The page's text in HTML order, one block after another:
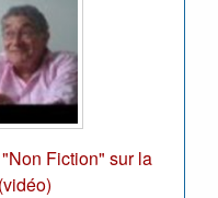
Fiction" sur la